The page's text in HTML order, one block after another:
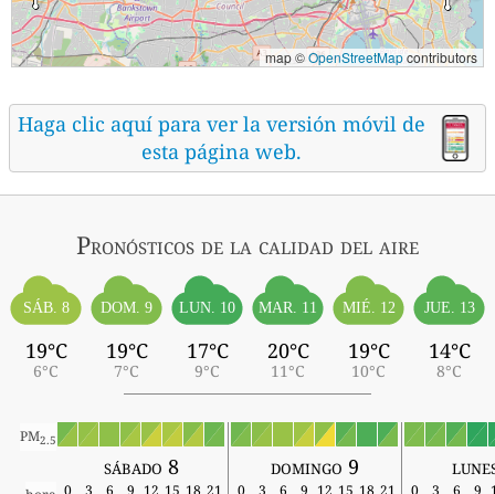
map ©OpenStreetMapcontributors
Haga clic aquí para ver la versión móvil de
esta página web.
Pronósticos de la calidad del aire
SÁB. 8
19°C
6°C
DOM. 9
19°C
7°C
LUN. 10
17°C
9°C
MAR. 11
20°C
11°C
MIÉ. 12
19°C
10°C
JUE. 13
14°C
8°C
PM2.5
sábado 8 domingo 9
0 3 6 9 12 15 18 21 0 3 6 9 12 15 18 21 0 3 6 9